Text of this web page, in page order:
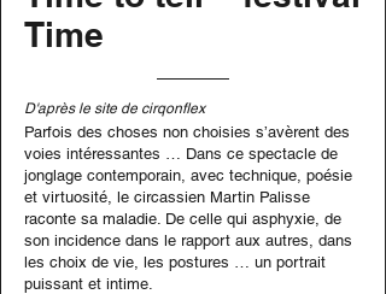
Time
D'après le site de cirqonflex
Parfois des choses non choisies s’avèrent des
voies intéressantes … Dans ce spectacle de
jonglage contemporain, avec technique, poésie
et virtuosité, le circassien Martin Palisse
raconte sa maladie. De celle qui asphyxie, de
son incidence dans le rapport aux autres, dans
les choix de vie, les postures … un portrait
puissant et intime.